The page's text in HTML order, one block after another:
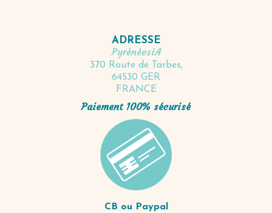
ADRESSE
PyrénéesiA
370 Route de Tarbes,
64530 GER
FRANCE
Paiement 100% sécurisé
CB ou Paypal